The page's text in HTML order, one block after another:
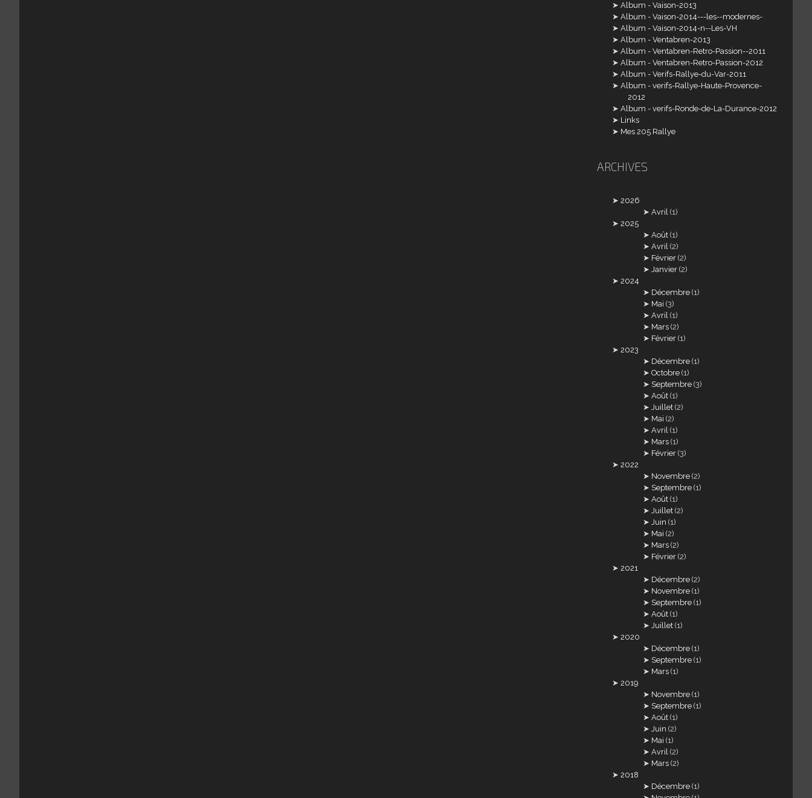
Album - Vaison-2013
Album - Vaison-2014---les--modernes-
Album - Vaison-2014-n--Les-VH
Album - Ventabren-2013
Album - Ventabren-Retro-Passion--2011
Album - Ventabren-Retro-Passion-2012
Album - Verifs-Rallye-du-Var-2011
Album - verifs-Rallye-Haute-Provence-
2012
Album - verifs-Ronde-de-La-Durance-2012
Links
Mes 205 Rallye
ARCHIVES
2026
Avril (1)
2025
Août (1)
Avril (2)
Février (2)
Janvier (2)
2024
Décembre (1)
Mai (3)
Avril (1)
Mars (2)
Février (1)
2023
Décembre (1)
Octobre (1)
Septembre (3)
Août (1)
Juillet (2)
Mai (2)
Avril (1)
Mars (1)
Février (3)
2022
Novembre (2)
Septembre (1)
Août (1)
Juillet (2)
Juin (1)
Mai (2)
Mars (2)
Février (2)
2021
Décembre (2)
Novembre (1)
Septembre (1)
Août (1)
Juillet (1)
2020
Décembre (1)
Septembre (1)
Mars (1)
2019
Novembre (1)
Septembre (1)
Août (1)
Juin (2)
Mai (1)
Avril (2)
Mars (2)
2018
Décembre (1)